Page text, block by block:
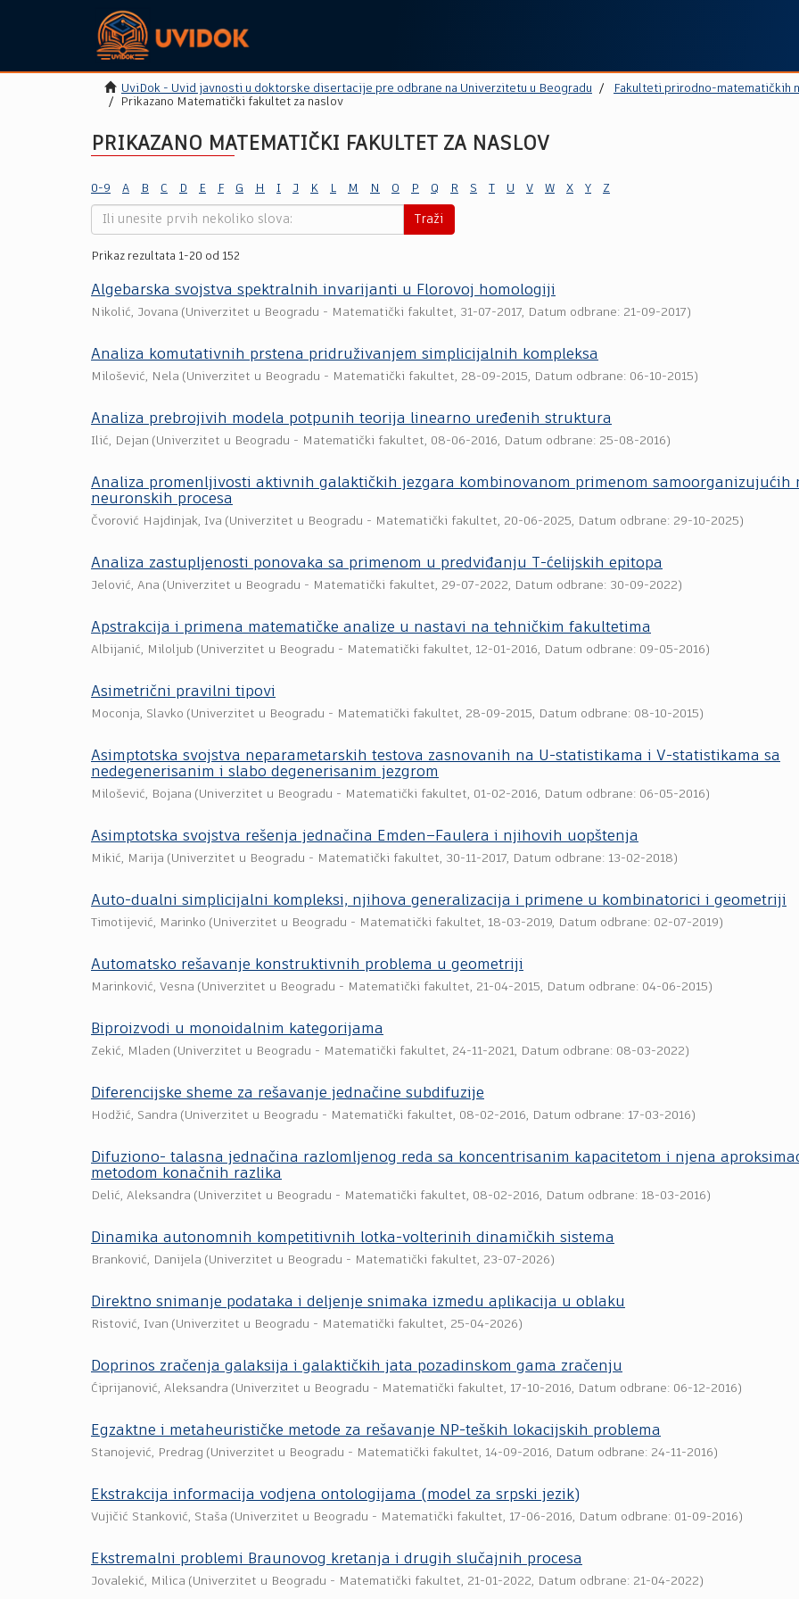
UviDok - Uvid javnosti u doktorske disertacije pre odbrane na Univerzitetu u Beogradu
Fakulteti prirodno-matematičkih
Prikazano Matematički fakultet za naslov
PRIKAZANO MATEMATIČKI FAKULTET ZA NASLOV
0-9 A B C D E F G H I J K L M N O P Q R S T U V W X Y Z
Traži
Prikaz rezultata 1-20 od 152
Algebarska svojstva spektralnih invarijanti u Florovoj homologiji
Nikolić, Jovana (Univerzitet u Beogradu - Matematički fakultet, 31-07-2017, Datum odbrane: 21-09-2017)
Analiza komutativnih prstena pridruživanjem simplicijalnih kompleksa
Milošević, Nela (Univerzitet u Beogradu - Matematički fakultet, 28-09-2015, Datum odbrane: 06-10-2015)
Analiza prebrojivih modela potpunih teorija linearno uređenih struktura
Ilić, Dejan (Univerzitet u Beogradu - Matematički fakultet, 08-06-2016, Datum odbrane: 25-08-2016)
Analiza promenljivosti aktivnih galaktičkih jezgara kombinovanom primenom samoorganizujućih
neuronskih procesa
Čvorović Hajdinjak, Iva (Univerzitet u Beogradu - Matematički fakultet, 20-06-2025, Datum odbrane: 29-10-2025)
Analiza zastupljenosti ponovaka sa primenom u predviđanju T-ćelijskih epitopa
Jelović, Ana (Univerzitet u Beogradu - Matematički fakultet, 29-07-2022, Datum odbrane: 30-09-2022)
Apstrakcija i primena matematičke analize u nastavi na tehničkim fakultetima
Albijanić, Miloljub (Univerzitet u Beogradu - Matematički fakultet, 12-01-2016, Datum odbrane: 09-05-2016)
Asimetrični pravilni tipovi
Moconja, Slavko (Univerzitet u Beogradu - Matematički fakultet, 28-09-2015, Datum odbrane: 08-10-2015)
Asimptotska svojstva neparametarskih testova zasnovanih na U-statistikama i V-statistikama sa
nedegenerisanim i slabo degenerisanim jezgrom
Milošević, Bojana (Univerzitet u Beogradu - Matematički fakultet, 01-02-2016, Datum odbrane: 06-05-2016)
Asimptotska svojstva rešenja jednačina Emden–Faulera i njihovih uopštenja
Mikić, Marija (Univerzitet u Beogradu - Matematički fakultet, 30-11-2017, Datum odbrane: 13-02-2018)
Auto-dualni simplicijalni kompleksi, njihova generalizacija i primene u kombinatorici i geometriji
Timotijević, Marinko (Univerzitet u Beogradu - Matematički fakultet, 18-03-2019, Datum odbrane: 02-07-2019)
Automatsko rešavanje konstruktivnih problema u geometriji
Marinković, Vesna (Univerzitet u Beogradu - Matematički fakultet, 21-04-2015, Datum odbrane: 04-06-2015)
Biproizvodi u monoidalnim kategorijama
Zekić, Mladen (Univerzitet u Beogradu - Matematički fakultet, 24-11-2021, Datum odbrane: 08-03-2022)
Diferencijske sheme za rešavanje jednačine subdifuzije
Hodžić, Sandra (Univerzitet u Beogradu - Matematički fakultet, 08-02-2016, Datum odbrane: 17-03-2016)
Difuziono- talasna jednačina razlomljenog reda sa koncentrisanim kapacitetom i njena
metodom konačnih razlika
Delić, Aleksandra (Univerzitet u Beogradu - Matematički fakultet, 08-02-2016, Datum odbrane: 18-03-2016)
Dinamika autonomnih kompetitivnih lotka-volterinih dinamičkih sistema
Branković, Danijela (Univerzitet u Beogradu - Matematički fakultet, 23-07-2026)
Direktno snimanje podataka i deljenje snimaka izmedu aplikacija u oblaku
Ristović, Ivan (Univerzitet u Beogradu - Matematički fakultet, 25-04-2026)
Doprinos zračenja galaksija i galaktičkih jata pozadinskom gama zračenju
Ćiprijanović, Aleksandra (Univerzitet u Beogradu - Matematički fakultet, 17-10-2016, Datum odbrane: 06-12-2016)
Egzaktne i metaheurističke metode za rešavanje NP-teških lokacijskih problema
Stanojević, Predrag (Univerzitet u Beogradu - Matematički fakultet, 14-09-2016, Datum odbrane: 24-11-2016)
Ekstrakcija informacija vodjena ontologijama (model za srpski jezik)
Vujičić Stanković, Staša (Univerzitet u Beogradu - Matematički fakultet, 17-06-2016, Datum odbrane: 01-09-2016)
Ekstremalni problemi Braunovog kretanja i drugih slučajnih procesa
Jovalekić, Milica (Univerzitet u Beogradu - Matematički fakultet, 21-01-2022, Datum odbrane: 21-04-2022)